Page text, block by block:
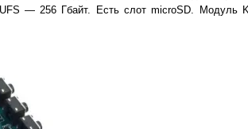
— 256 Гбайт. Есть слот microSD. Модуль